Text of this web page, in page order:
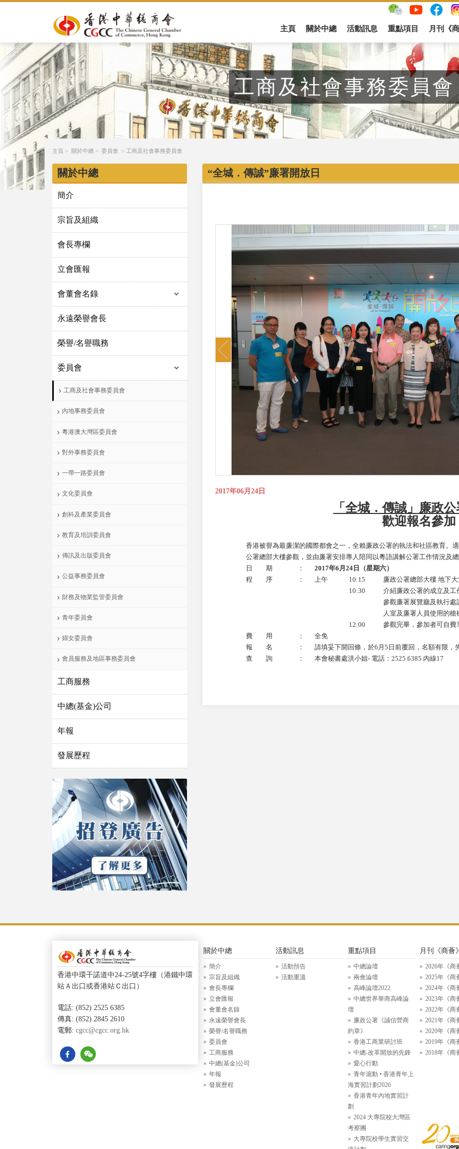
主頁 關於中總 活動訊息 重點項目 月刊《
工商及社會事務委員會
主頁 > 關於中總 > 委員會 > 工商及社會事務委員會
關於中總
簡介
宗旨及組織
會長專欄
立會匯報
會董會名錄
永遠榮譽會長
榮譽/名譽職務
委員會
工商及社會事務委員會
內地事務委員會
粵港澳大灣區委員會
對外事務委員會
一帶一路委員會
文化委員會
創科及產業委員會
教育及培訓委員會
傳訊及出版委員會
公益事務委員會
財務及物業監管委員會
青年委員會
婦女委員會
會員服務及地區事務委員會
工商服務
中總(基金)公司
年報
發展歷程
“全城．傳誠”廉署開放日
Previous
2017年06月24日
「全城．傳誠」廉政
歡迎報名參加
香港被譽為最廉潔的國際都會之一，全賴廉政公署的執法和社區教育。
公署總部大樓參觀，並由廉署安排專人陪同以粵語講解公署工作情況及
日 期
：
2017年6月24日（星期六）
程
序 ： 上午 10:15
廉政公署總部大樓 地下
10:30
介紹廉政公署的成立及工
參觀廉署展覽廳及執行
人室及廉署人員使用的槍
12:00
參觀完畢，參加者可自費
費
用 ：
全免
報
名 ：
請填妥下開回條，於6月5日前覆回，名額有限
查 詢
： 本會秘書處洪小姐- 電話：2525 6385 內線17
香港中環干諾道中24-25號4字樓（港鐵中環
站Ａ出口或香港站Ｃ出口）
電話: (852) 2525 6385
傳真: (852) 2845 2610
電郵: cgcc@cgcc.org.hk
關於中總
簡介
宗旨及組織
會長專欄
立會匯報
會董會名錄
永遠榮譽會長
榮譽/名譽職務
委員會
工商服務
中總(基金)公司
年報
發展歷程
活動訊息
活動預告
活動重溫
重點項目
中總論壇
兩會論壇
高峰論壇2022
中總世界華商高峰論
壇
廉政公署《誠信營商
約章》
香港工商業研討班
中總-改革開放的先鋒
愛心行動
青年滬動 • 香港青年上
海實習計劃2026
香港青年內地實習計
劃
2024 大專院校大灣區
考察團
大專院校學生實習交
月刊《商薈
2026年《商
2025年《商
2024年《商
2023年《商
2022年《商
2021年《商
2020年《商
2019年《商
2018年《商